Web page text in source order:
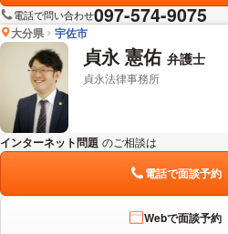
電話で問い合わせ097-574-9075
大分県 宇佐市
貞永 憲佑 弁護士
貞永法律事務所
インターネット問題 のご相談は
電話で面談予約
Webで面談予約